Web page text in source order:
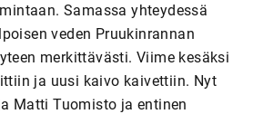
Samassa yhteydessä
veden Pruukinrannan
merkittävästi. Viime kesäksi
ja uusi kaivo kaivettiin. Nyt
Matti Tuomisto ja entinen